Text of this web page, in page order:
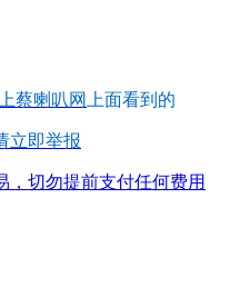
蔡喇叭网 上面看到的
立即举报
，切勿提前支付任何费用